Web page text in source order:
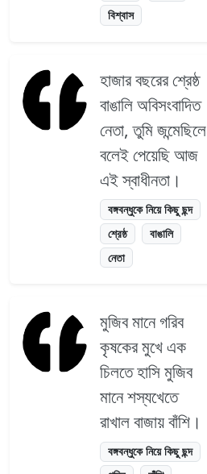
বিশ্বাস
হাজার বছরের শ্রেষ্ঠ
বাঙালি অবিসংবাদিত
নেতা, তুমি জন্মেছিলে
বলেই পেয়েছি আজ
এই স্বাধীনতা।
বঙ্গবন্ধুকে নিয়ে কিছু ছন্দ
শ্রেষ্ঠ
বাঙালি
নেতা
মুজিব মানে গরিব
কৃষকের মুখে এক
চিলতে হাসি মুজিব
মানে শস্যখেতে
রাখাল বাজায় বাঁশি।
বঙ্গবন্ধুকে নিয়ে কিছু ছন্দ